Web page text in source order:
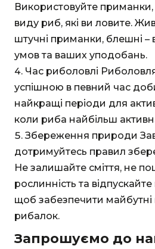
Використовуйте приманки,
виду риб, які ви ловите.
штучні приманки, блешні –
умов та ваших уподобань.
Час риболовлі
успішною в певний час
найкращі періоди для
коли риба найбільш
Збереження природи
дотримуйтесь правил
Не залишайте сміття, не
рослинність та
щоб забезпечити майбутні
рибалок.
Запрошуємо до